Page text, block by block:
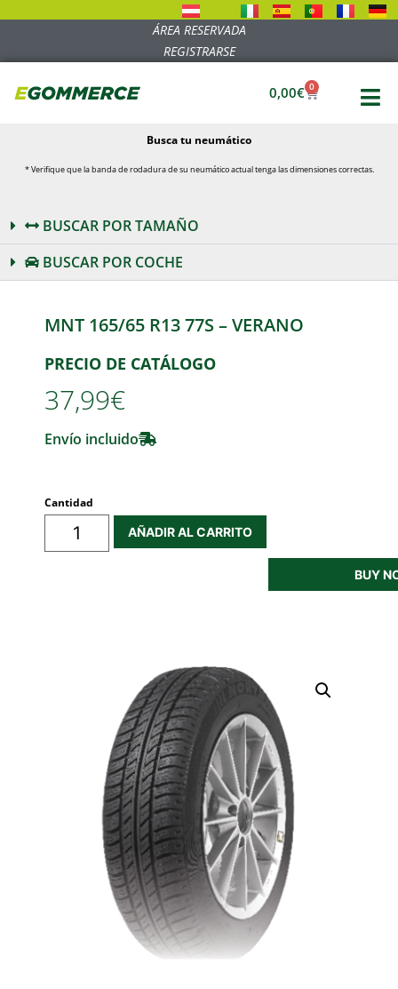
ÁREA RESERVADA
REGISTRARSE
0,00€ 0
Busca tu neumático
* Verifique que la banda de rodadura de su neumático actual tenga las dimensiones correctas.
BUSCAR POR TAMAÑO
BUSCAR POR COCHE
MNT 165/65 R13 77S – VERANO
PRECIO DE CATÁLOGO
37,99€
Envío incluido
Cantidad
AÑADIR AL CARRITO
BUY